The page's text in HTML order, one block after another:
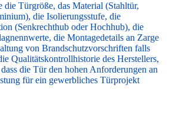
die Türgröße, das Material (Stahltür,
die Isolierungsstufe, die
(Senkrechthub oder Hochhub), die
die Montagedetails an Zarge
von Brandschutzvorschriften falls
Qualitätskontrollhistorie des Herstellers,
die Tür den hohen Anforderungen an
für ein gewerbliches Türprojekt